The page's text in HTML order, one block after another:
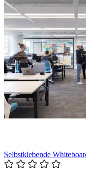
Selbstklebende